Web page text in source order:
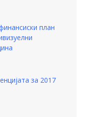
план
за 2017